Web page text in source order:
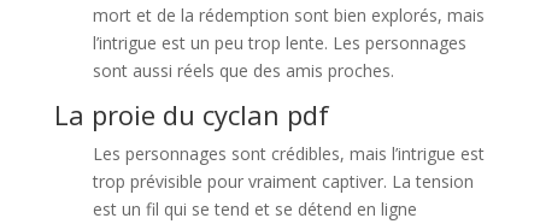
mort et de la rédemption sont bien explorés, mais
l’intrigue est un peu trop lente. Les personnages
sont aussi réels que des amis proches.
La proie du cyclan pdf
Les personnages sont crédibles, mais l’intrigue est
trop prévisible pour vraiment captiver. La tension
est un fil qui se tend et se détend en ligne